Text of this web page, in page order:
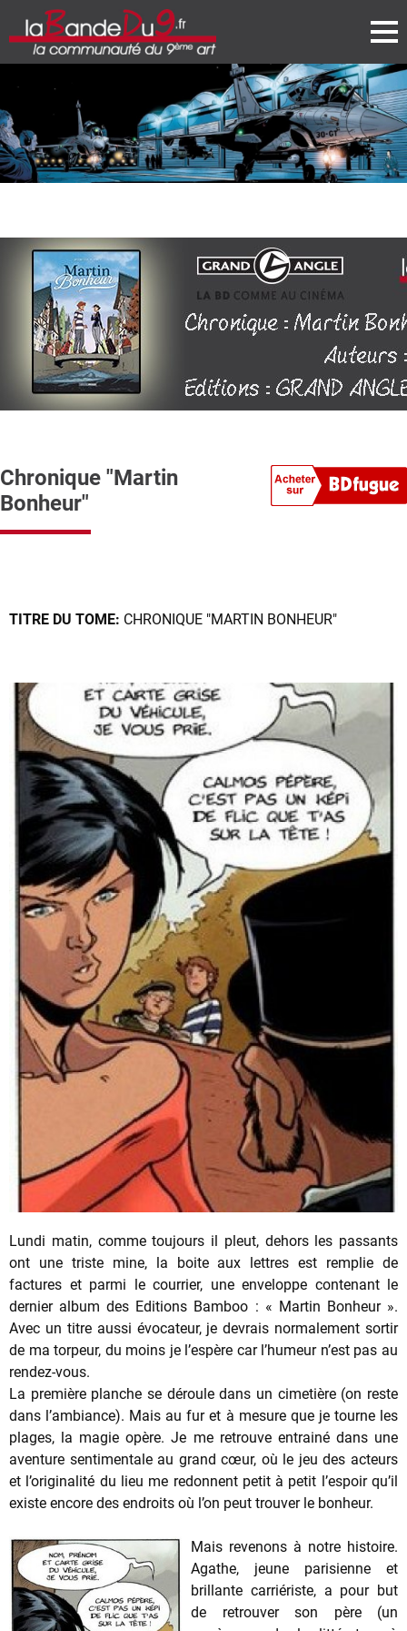
Chronique "Martin
Bonheur"
TITRE DU TOME: CHRONIQUE "MARTIN BONHEUR"
Lundi matin, comme toujours il pleut, dehors les passants
ont une triste mine, la boite aux lettres est remplie de
factures et parmi le courrier, une enveloppe contenant le
dernier album des Editions Bamboo : « Martin Bonheur ».
Avec un titre aussi évocateur, je devrais normalement sortir
de ma torpeur, du moins je l’espère car l’humeur n’est pas au
rendez-vous.
La première planche se déroule dans un cimetière (on reste
dans l’ambiance). Mais au fur et à mesure que je tourne les
plages, la magie opère. Je me retrouve entrainé dans une
aventure sentimentale au grand cœur, où le jeu des acteurs
et l’originalité du lieu me redonnent petit à petit l’espoir qu’il
existe encore des endroits où l’on peut trouver le bonheur.
Mais revenons à notre histoire.
Agathe, jeune parisienne et
brillante carriériste, a pour but
de retrouver son père (un